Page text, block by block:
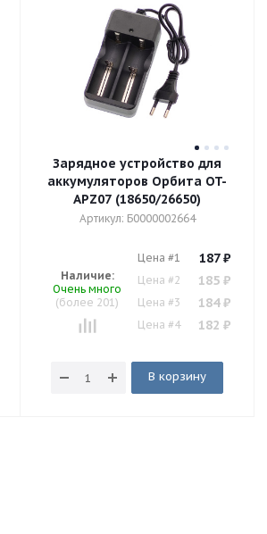
Зарядное устройство для
аккумуляторов Орбита OT-
APZ07 (18650/26650)
Артикул: Б0000002664
Наличие:
Очень много
(более 201)
Цена #1 187₽
Цена #2 185 ₽
Цена #3 184₽
Цена #4 182 ₽
В корзину